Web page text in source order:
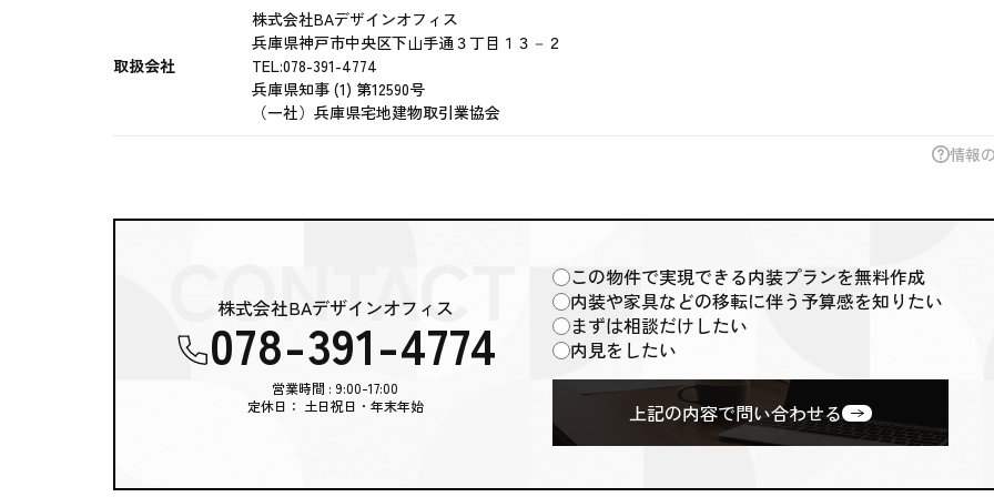
取扱会社
株式会社BAデザインオフィス
兵庫県神戸市中央区下山手通３丁目１３－２
TEL:078-391-4774
兵庫県知事 (1) 第12590号
（一社）兵庫県宅地建物取引業協会
情報
株式会社BAデザインオフィス
078-391-4774
営業時間 : 9:00-17:00
定休日： 土日祝日・年末年始
この物件で実現できる内装プランを無料作成
内装や家具などの移転に伴う予算感を知りたい
まずは相談だけしたい
内見をしたい
上記の内容で問い合わせる